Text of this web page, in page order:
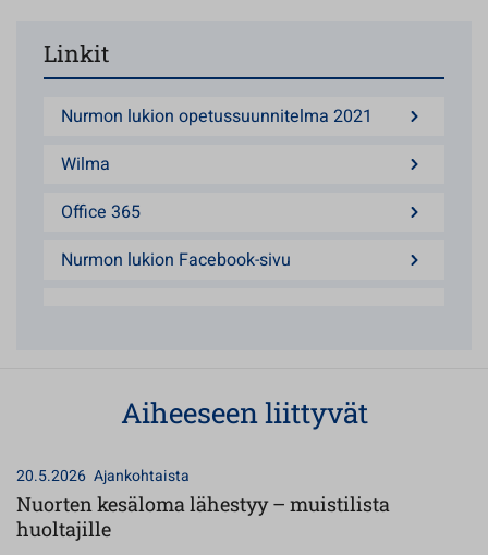
Linkit
Nurmon lukion opetussuunnitelma 2021
Wilma
Office 365
Nurmon lukion Facebook-sivu
Aiheeseen liittyvät
20.5.2026 Ajankohtaista
Nuorten kesäloma lähestyy – muistilista
huoltajille